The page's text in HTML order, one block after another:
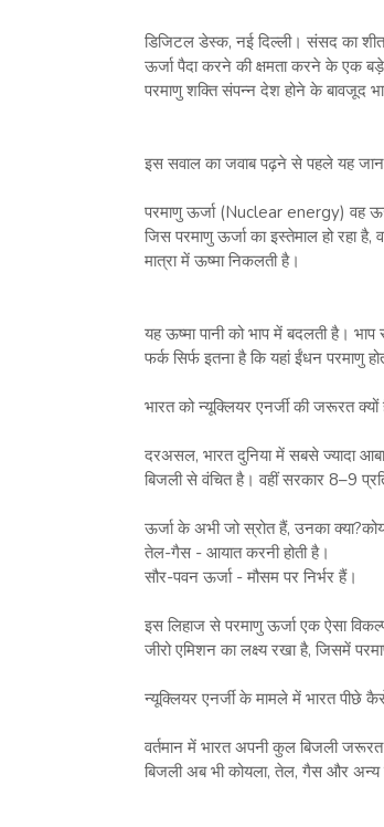
डिजिटल डेस्‍क, नई दिल्‍ली। संसद का
ऊर्जा पैदा करने की क्षमता करने के एक
परमाणु शक्ति संपन्न देश होने के बावजूद
इस सवाल का जवाब पढ़ने से पहले यह जान
परमाणु ऊर्जा (Nuclear energy) वह
जिस परमाणु ऊर्जा का इस्तेमाल हो रहा
मात्रा में ऊष्मा निकलती है।
यह ऊष्मा पानी को भाप में बदलती है। भाप
फर्क सिर्फ इतना है कि यहां ईंधन परमाणु
भारत को न्यूक्लियर एनर्जी की जरूरत क्यों
दरअसल, भारत दुनिया में सबसे ज्यादा
बिजली से वंचित है। वहीं सरकार 8–9
ऊर्जा के अभी जो स्रोत हैं, उनका
तेल-गैस - आयात करनी होती है।
सौर-पवन ऊर्जा - मौसम पर निर्भर हैं।
इस लिहाज से परमाणु ऊर्जा एक ऐसा
जीरो एमिशन का लक्ष्य रखा है, जिसमें
न्यूक्लियर एनर्जी के मामले में भारत पीछे
वर्तमान में भारत अपनी कुल बिजली जरूरत
बिजली अब भी कोयला, तेल, गैस और अन्य